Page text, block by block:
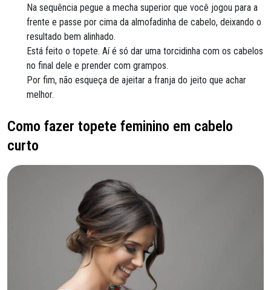
Na sequência pegue a mecha superior que você jogou para a
frente e passe por cima da almofadinha de cabelo, deixando o
resultado bem alinhado.
Está feito o topete. Aí é só dar uma torcidinha com os cabelos
no final dele e prender com grampos.
Por fim, não esqueça de ajeitar a franja do jeito que achar
melhor.
Como fazer topete feminino em cabelo
curto